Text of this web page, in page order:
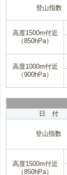
登山指数
高度1500m付近
（850hPa）
高度1000m付近
（900hPa）
日 付
登山指数
高度1500m付近
（850hPa）